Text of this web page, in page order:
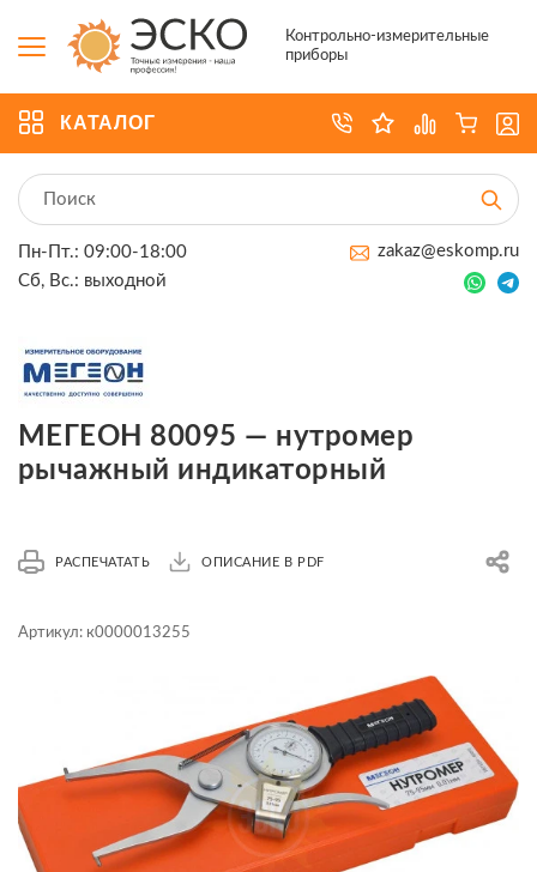
Контрольно-измерительные
приборы
КАТАЛОГ
Пн-Пт.: 09:00-18:00
Сб, Вс.: выходной
zakaz@eskomp.ru
МЕГЕОН 80095 — нутромер
рычажный индикаторный
РАСПЕЧАТАТЬ ОПИСАНИЕ В PDF
Артикул: к0000013255